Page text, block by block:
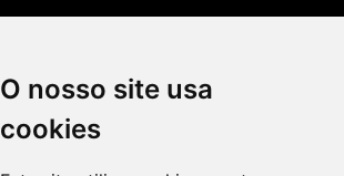
O nosso site usa
cookies
MINHA CONTA